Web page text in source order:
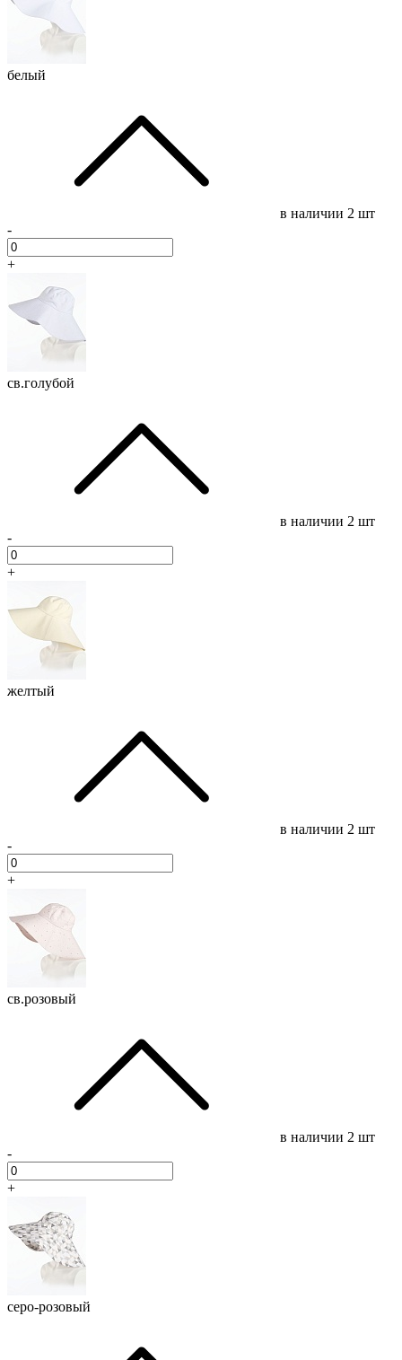
белый
в наличии 2 шт
-
+
св.голубой
в наличии 2 шт
-
+
желтый
в наличии 2 шт
-
+
св.розовый
в наличии 2 шт
-
+
серо-розовый